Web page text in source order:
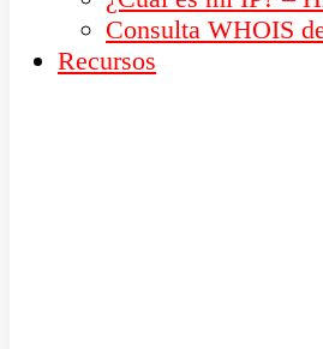
Consulta WHOIS
Recursos